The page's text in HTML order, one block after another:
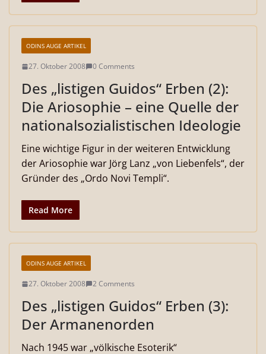
ODINS AUGE ARTIKEL
27. Oktober 2008 0 Comments
Des „listigen Guidos“ Erben (2):
Die Ariosophie – eine Quelle der
nationalsozialistischen Ideologie
Eine wichtige Figur in der weiteren Entwicklung
der Ariosophie war Jörg Lanz „von Liebenfels“, der
Gründer des „Ordo Novi Templi“.
Read More
ODINS AUGE ARTIKEL
27. Oktober 2008 2 Comments
Des „listigen Guidos“ Erben (3):
Der Armanenorden
Nach 1945 war „völkische Esoterik“